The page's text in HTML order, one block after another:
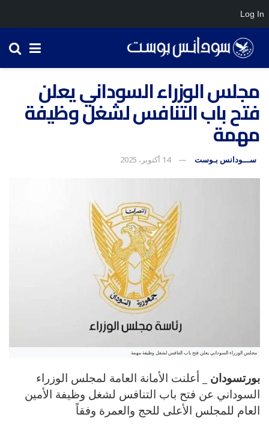
مجلس الوزراء السوداني يعلن
فتح باب التنافس لشغل وظيفة
مهمة
ســـودانس بـوست 14 أكتوبر، 2025
مجلس الوزراء السوداني يعلن فتح باب التنافس لشغل وظيفة مهمة
بورتسودان _
أعلنت الأمانة العامة لمجلس الوزراء
السوداني عن فتح باب التنافس لشغل وظيفة الأمين
العام للمجلس الأعلى للحج والعمرة وفقاً
Log In